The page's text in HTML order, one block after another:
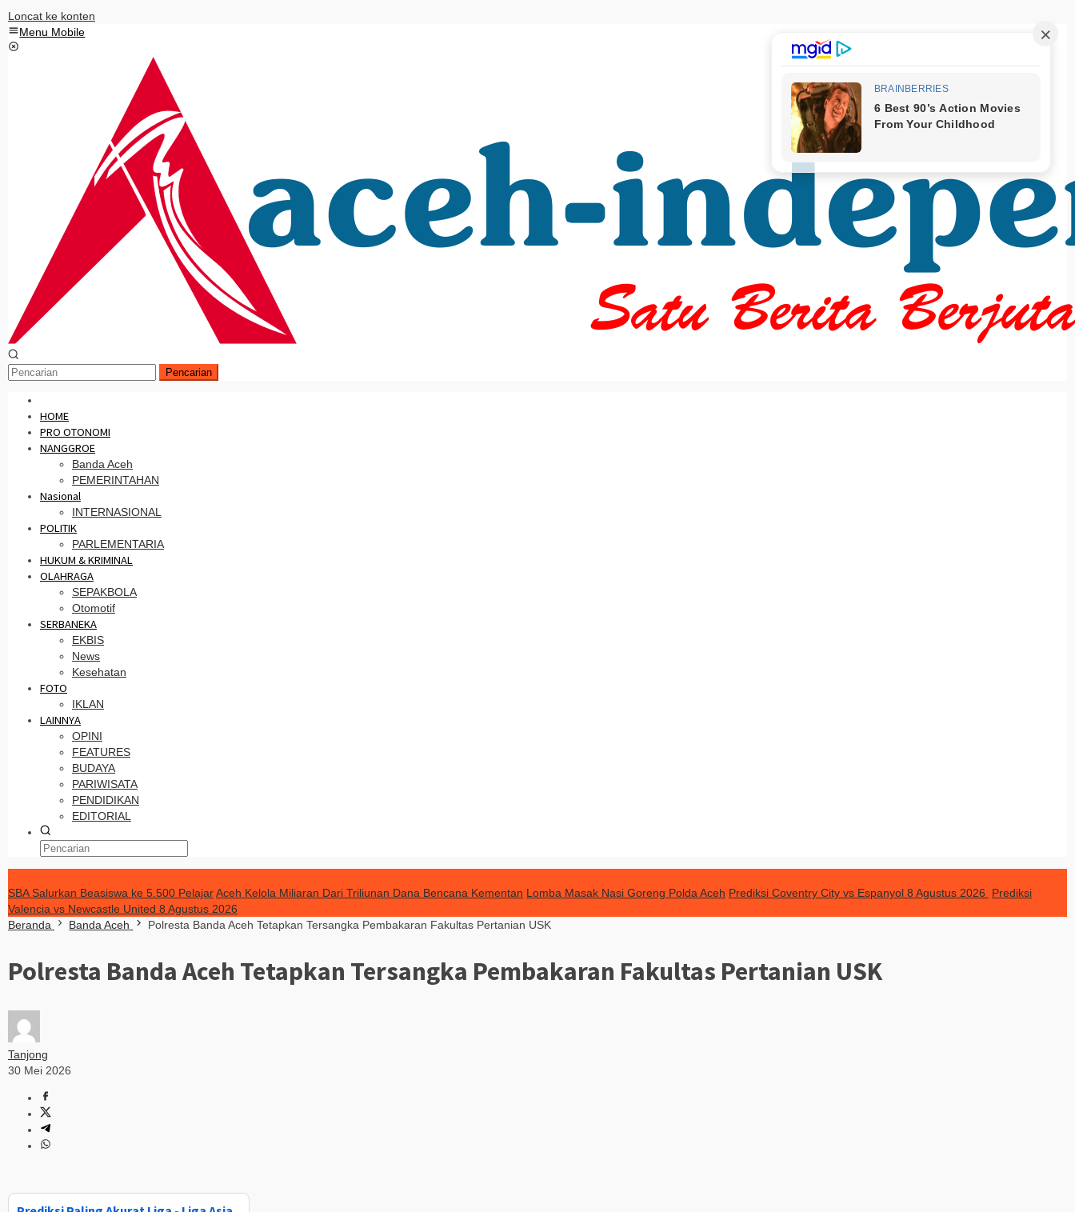
Loncat ke konten
Menu Mobile
Pencarian
HOME
PRO OTONOMI
NANGGROE
Banda Aceh
PEMERINTAHAN
Nasional
INTERNASIONAL
POLITIK
PARLEMENTARIA
HUKUM & KRIMINAL
OLAHRAGA
SEPAKBOLA
Otomotif
SERBANEKA
EKBIS
News
Kesehatan
FOTO
IKLAN
LAINNYA
OPINI
FEATURES
BUDAYA
PARIWISATA
PENDIDIKAN
EDITORIAL
SBA Salurkan Beasiswa ke 5.500 PelajarAceh Kelola Miliaran Dari Triliunan Dana Bencana Kementan Lomba Masak Nasi Goreng Polda Aceh Prediksi Coventry City vs Espanyol 8 Agustus 2026
Prediksi
Valencia vs Newcastle United 8 Agustus 2026
Beranda
Banda Aceh Polresta Banda Aceh Tetapkan Tersangka Pembakaran Fakultas Pertanian USK
Polresta Banda Aceh Tetapkan Tersangka Pembakaran Fakultas Pertanian USK
Tanjong
30 Mei 2026